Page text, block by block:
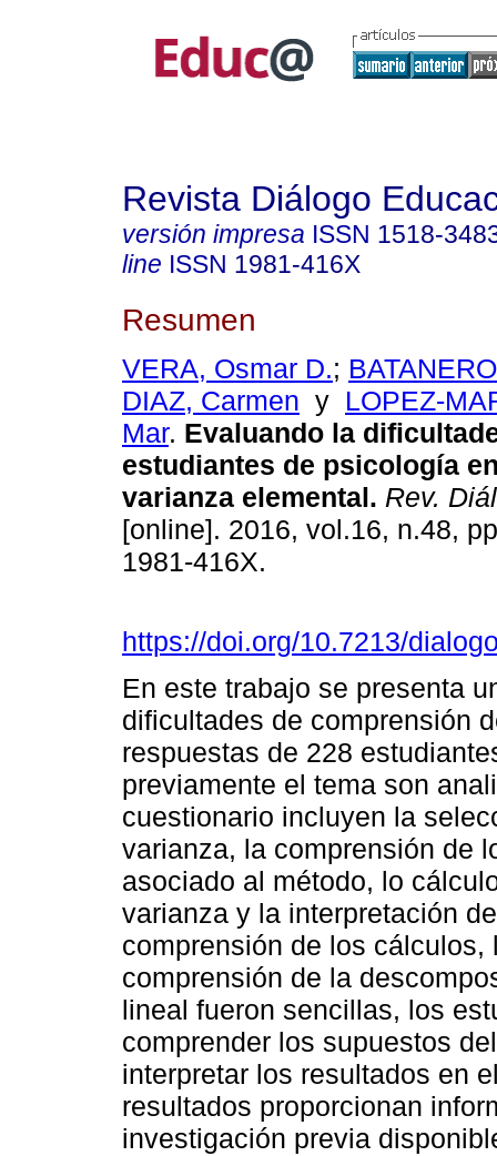
Revista Diálogo
versión impresa ISSN 1518-
line ISSN 1981-416X
Resumen
VERA, Osmar D.;
DIAZ, Carmen y LOPEZ-
Mar. Evaluando la
estudiantes de psicología
varianza elemental. Rev.
[online]. 2016, vol.16, n.48,
1981-416X.
https://doi.org/10.7213/
En este trabajo se presenta
dificultades de comprensión
respuestas de 228
previamente el tema son
cuestionario incluyen la
varianza, la comprensión de
asociado al método, lo
varianza y la interpretación
comprensión de los
comprensión de la
lineal fueron sencillas, los
comprender los supuestos
interpretar los resultados en
resultados proporcionan
investigación previa